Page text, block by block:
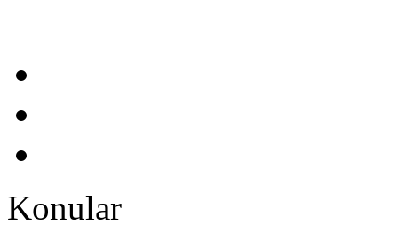
Konular